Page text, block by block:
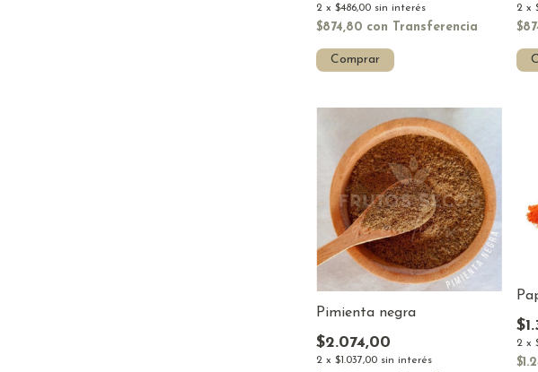
2 x$486,00 sin interés
$874,80 con Transferencia
Comprar
2 x
Pimienta negra
$2.074,00
2 x$1.037,00 sin interés
2 x